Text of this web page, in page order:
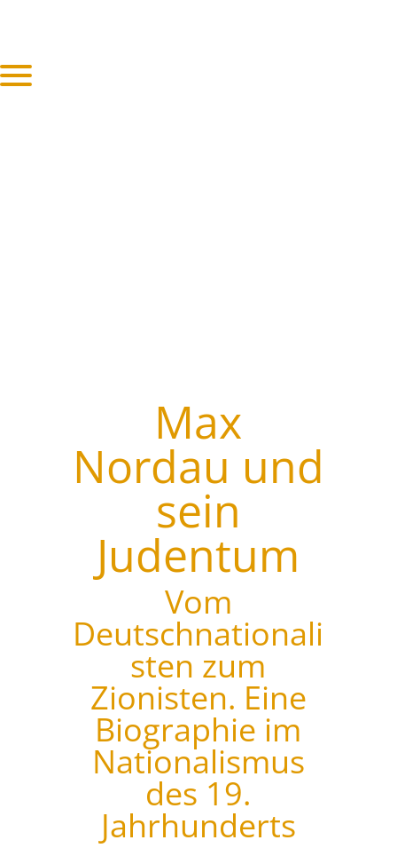
Max
Nordau und
sein
Judentum
Vom
Deutschnationali
sten zum
Zionisten. Eine
Biographie im
Nationalismus
des 19.
Jahrhunderts